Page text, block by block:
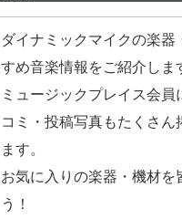
ダイナミックマイクの楽器
すめ音楽情報をご紹介しま
ミュージックプレイス会員
コミ・投稿写真もたくさん
ます。
お気に入りの楽器・機材を
う！